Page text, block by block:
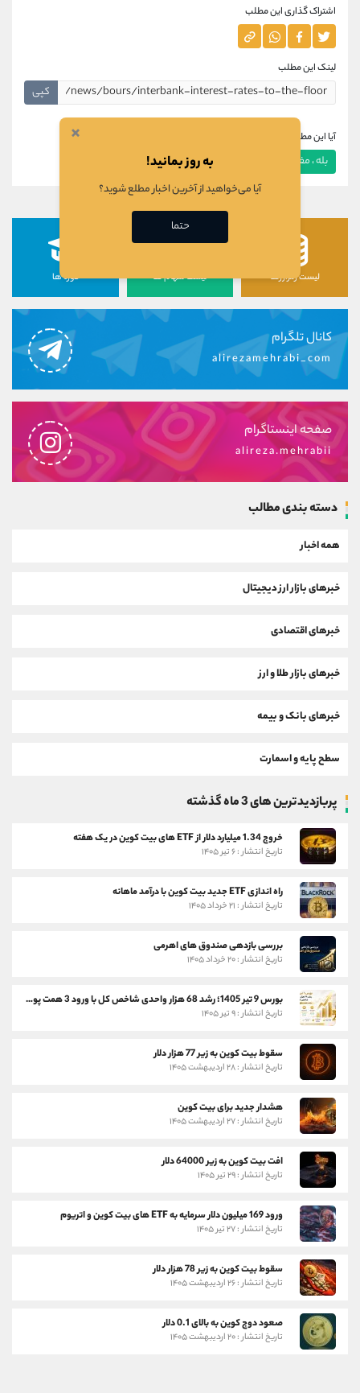
اشتراک گذاری این مطلب
لینک این مطلب
کپی
آیا این مطلب برای شما مفید بود؟
بله ، مفید بود خیر ، مفید نبود
لیست رمزارزها لیست سهام ها دوره ها
کانال تلگرام
alirezamehrabi_com
صفحه اینستاگرام
alireza.mehrabii
دسته بندی مطالب
همه اخبار
خبرهای بازار ارز دیجیتال
خبرهای اقتصادی
خبرهای بازار طلا و ارز
خبرهای بانک و بیمه
سطح پایه و اسمارت
پربازدیدترین های 3 ماه گذشته
خروج 1.34 میلیارد دلار از ETF های بیت کوین در یک هفته
تاریخ انتشار : ۶ تیر ۱۴۰۵
راه اندازی ETF جدید بیت کوین با درآمد ماهانه
تاریخ انتشار : ۲۱ خرداد ۱۴۰۵
بررسی بازدهی صندوق های اهرمی
تاریخ انتشار : ۲۰ خرداد ۱۴۰۵
بورس 9 تیر 1405؛ رشد 68 هزار واحدی شاخص کل با ورود 3 همت پول حقیقی
تاریخ انتشار : ۹ تیر ۱۴۰۵
سقوط بیت کوین به زیر 77 هزار دلار
تاریخ انتشار : ۲۸ اردیبهشت ۱۴۰۵
هشدار جدید برای بیت کوین
تاریخ انتشار : ۲۷ اردیبهشت ۱۴۰۵
افت بیت کوین به زیر 64000 دلار
تاریخ انتشار : ۲۹ تیر ۱۴۰۵
ورود 169 میلیون دلار سرمایه به ETF های بیت کوین و اتریوم
تاریخ انتشار : ۲۷ تیر ۱۴۰۵
سقوط بیت کوین به زیر 78 هزار دلار
تاریخ انتشار : ۲۶ اردیبهشت ۱۴۰۵
صعود دوج کوین به بالای 0.1 دلار
تاریخ انتشار : ۲۰ اردیبهشت ۱۴۰۵
×
به روز بمانید!
آیا می‌خواهید از آخرین اخبار مطلع شوید؟
حتما